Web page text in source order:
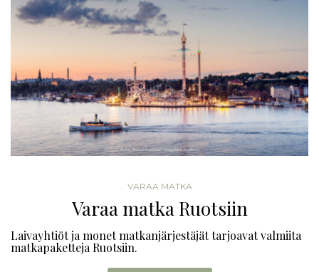
VARAA MATKA
Varaa matka Ruotsiin
Laivayhtiöt ja monet matkanjärjestäjät tarjoavat valmiita
matkapaketteja Ruotsiin.